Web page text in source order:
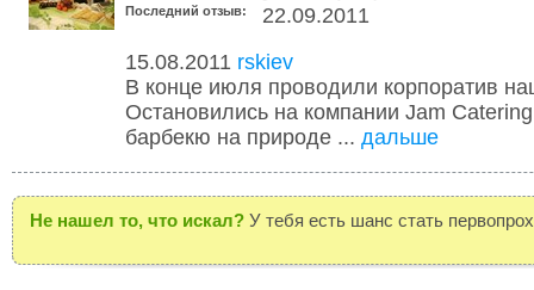
Последний отзыв:
22.09.2011
15.08.2011 rskiev
В конце июля проводили корпоратив
Остановились на компании Jam
барбекю на природе ... дальше
Не нашел то, что искал? У тебя есть шанс стать